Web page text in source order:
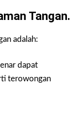
Tangan.
adalah:
dapat
terowongan